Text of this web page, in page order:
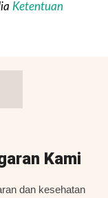
Ketentuan
Kami
dan kesehatan